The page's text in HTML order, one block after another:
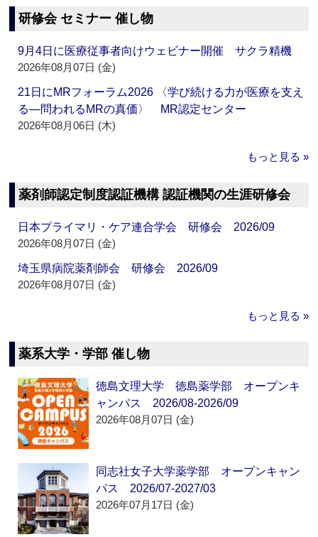
研修会 セミナー 催し物
9月4日に医療従事者向けウェビナー開催 サクラ精機
2026年08月07日 (金)
21日にMRフォーラム2026 〈学び続ける力が医療を支え
る―問われるMRの真価〉 MR認定センター
2026年08月06日 (木)
もっと見る »
薬剤師認定制度認証機構 認証機関の生涯研修会
日本プライマリ・ケア連合学会 研修会 2026/09
2026年08月07日 (金)
埼玉県病院薬剤師会 研修会 2026/09
2026年08月07日 (金)
もっと見る »
薬系大学・学部 催し物
徳島文理大学 徳島薬学部 オープンキ
ャンパス 2026/08-2026/09
2026年08月07日 (金)
同志社女子大学薬学部 オープンキャン
パス 2026/07-2027/03
2026年07月17日 (金)